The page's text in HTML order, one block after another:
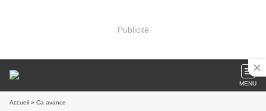
Publicité
MENU
Accueil » Ca avance